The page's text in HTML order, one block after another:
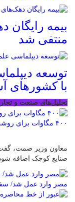
منتفی شد
توسعه
با کشورهای
تحلیل‌های صنعت و
۴۰۰ مگاوات برای روشن نگه داشتن چراغ کسب‌وکار‌ها
صنایع کوچک اضافه
مصر وارد عمل شد/ سفر